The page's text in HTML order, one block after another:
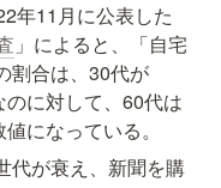
年11月に公表した
」によると、「自宅
割合は、30代が
に対して、60代は
になっている。
代が衰え、新聞を購